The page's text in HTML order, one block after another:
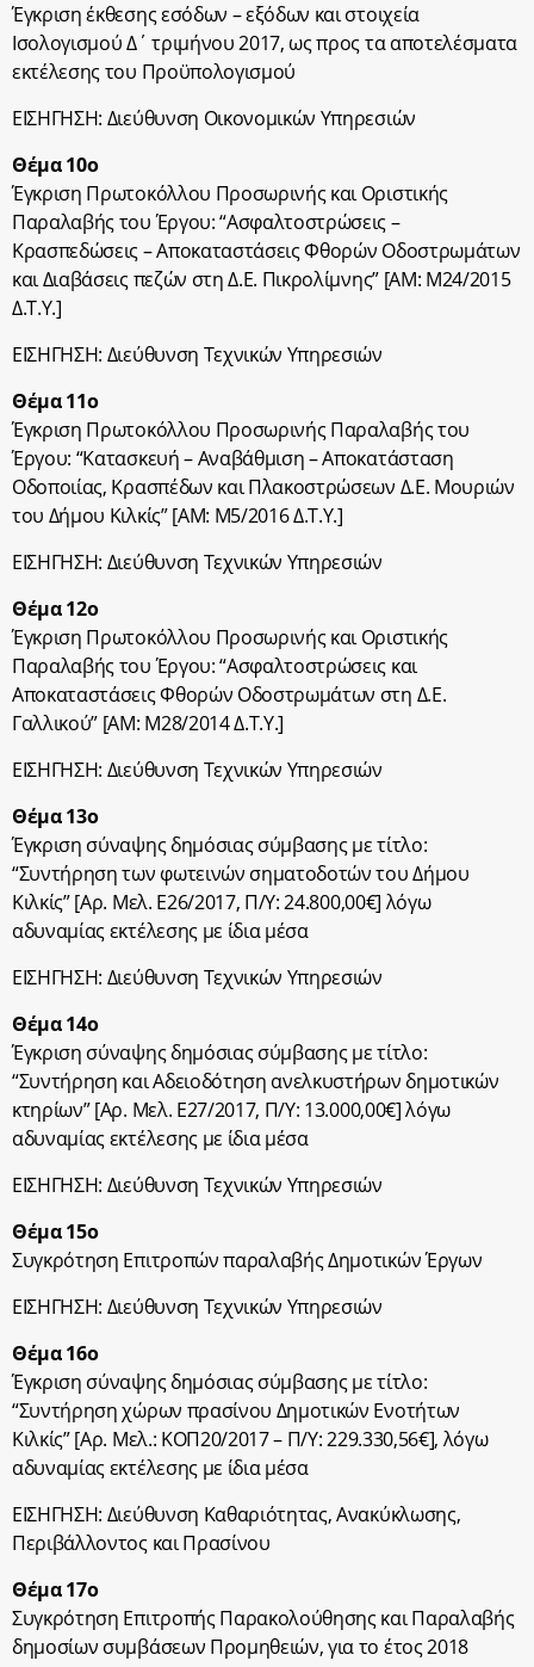
Έγκριση έκθεσης εσόδων – εξόδων και στοιχεία
Ισολογισμού Δ΄ τριμήνου 2017, ως προς τα αποτελέσματα
εκτέλεσης του Προϋπολογισμού
ΕΙΣΗΓΗΣΗ: Διεύθυνση Οικονομικών Υπηρεσιών
Θέμα 10ο
Έγκριση Πρωτοκόλλου Προσωρινής και Οριστικής
Παραλαβής του Έργου: “Ασφαλτοστρώσεις –
Κρασπεδώσεις – Αποκαταστάσεις Φθορών Οδοστρωμάτων
και Διαβάσεις πεζών στη Δ.Ε. Πικρολίμνης” [ΑΜ: Μ24/2015
Δ.Τ.Υ.]
ΕΙΣΗΓΗΣΗ: Διεύθυνση Τεχνικών Υπηρεσιών
Θέμα 11ο
Έγκριση Πρωτοκόλλου Προσωρινής Παραλαβής του
Έργου: “Κατασκευή – Αναβάθμιση – Αποκατάσταση
Οδοποιίας, Κρασπέδων και Πλακοστρώσεων Δ.Ε. Μουριών
του Δήμου Κιλκίς” [ΑΜ: Μ5/2016 Δ.Τ.Υ.]
ΕΙΣΗΓΗΣΗ: Διεύθυνση Τεχνικών Υπηρεσιών
Θέμα 12ο
Έγκριση Πρωτοκόλλου Προσωρινής και Οριστικής
Παραλαβής του Έργου: “Ασφαλτοστρώσεις και
Αποκαταστάσεις Φθορών Οδοστρωμάτων στη Δ.Ε.
Γαλλικού” [ΑΜ: Μ28/2014 Δ.Τ.Υ.]
ΕΙΣΗΓΗΣΗ: Διεύθυνση Τεχνικών Υπηρεσιών
Θέμα 13ο
Έγκριση σύναψης δημόσιας σύμβασης με τίτλο:
“Συντήρηση των φωτεινών σηματοδοτών του Δήμου
Κιλκίς” [Αρ. Μελ. Ε26/2017, Π/Υ: 24.800,00€] λόγω
αδυναμίας εκτέλεσης με ίδια μέσα
ΕΙΣΗΓΗΣΗ: Διεύθυνση Τεχνικών Υπηρεσιών
Θέμα 14ο
Έγκριση σύναψης δημόσιας σύμβασης με τίτλο:
“Συντήρηση και Αδειοδότηση ανελκυστήρων δημοτικών
κτηρίων” [Αρ. Μελ. Ε27/2017, Π/Υ: 13.000,00€] λόγω
αδυναμίας εκτέλεσης με ίδια μέσα
ΕΙΣΗΓΗΣΗ: Διεύθυνση Τεχνικών Υπηρεσιών
Θέμα 15ο
Συγκρότηση Επιτροπών παραλαβής Δημοτικών Έργων
ΕΙΣΗΓΗΣΗ: Διεύθυνση Τεχνικών Υπηρεσιών
Θέμα 16ο
Έγκριση σύναψης δημόσιας σύμβασης με τίτλο:
“Συντήρηση χώρων πρασίνου Δημοτικών Ενοτήτων
Κιλκίς” [Αρ. Μελ.: ΚΟΠ20/2017 – Π/Υ: 229.330,56€], λόγω
αδυναμίας εκτέλεσης με ίδια μέσα
ΕΙΣΗΓΗΣΗ: Διεύθυνση Καθαριότητας, Ανακύκλωσης,
Περιβάλλοντος και Πρασίνου
Θέμα 17ο
Συγκρότηση Επιτροπής Παρακολούθησης και Παραλαβής
δημοσίων συμβάσεων Προμηθειών, για το έτος 2018